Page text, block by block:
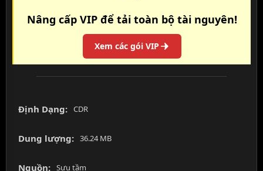
Nâng cấp VIP để tải toàn bộ tài nguyên!
Xem các gói VIP
Định Dạng: CDR
Dung lượng: 36.24 MB
Nguồn: Sưu tầm